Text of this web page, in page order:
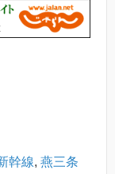
幹線, 燕三条